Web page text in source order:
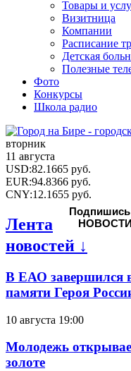
Товары и
Визитница
Компании
Расписание
Детская
Полезные
Фото
Конкурсы
Школа радио
вторник
11 августа
USD:82.1665 руб.
EUR:94.8366 руб.
CNY:12.1655 руб.
Подпишись
Лента
новостей ↓
В ЕАО завершился
памяти Героя
10 августа 19:00
Молодежь
золоте